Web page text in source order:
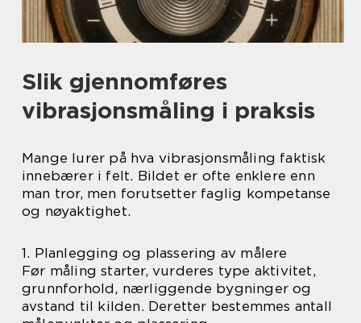
Slik gjennomføres
vibrasjonsmåling i praksis
Mange lurer på hva vibrasjonsmåling faktisk
innebærer i felt. Bildet er ofte enklere enn
man tror, men forutsetter faglig kompetanse
og nøyaktighet.
1. Planlegging og plassering av målere
Før måling starter, vurderes type aktivitet,
grunnforhold, nærliggende bygninger og
avstand til kilden. Deretter bestemmes antall